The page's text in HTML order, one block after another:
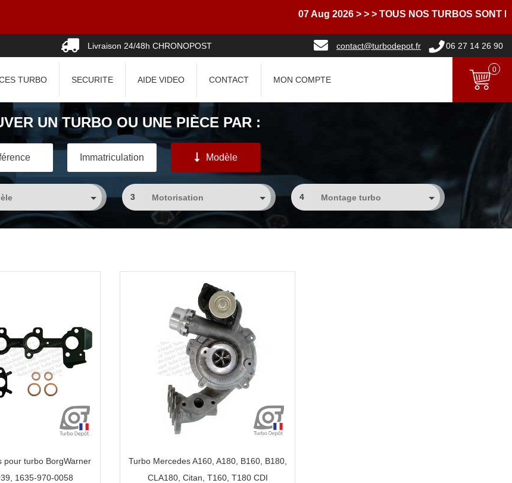
07 Aug 2026 > > > TOUS NOS TURBOS SONT
Livraison 24/48h CHRONOPOST contact@turbodepot.fr 06 27 14 26 90
TURBO SECURITE AIDE VIDEO CONTACT MON COMPTE
0
UN TURBO OU UNE PIÈCE PAR :
Immatriculation Modèle
3 4
pour turbo BorgWarner
1635-970-0058
Turbo Mercedes A160, A180, B160, B180,
CLA180, Citan, T160, T180 CDI